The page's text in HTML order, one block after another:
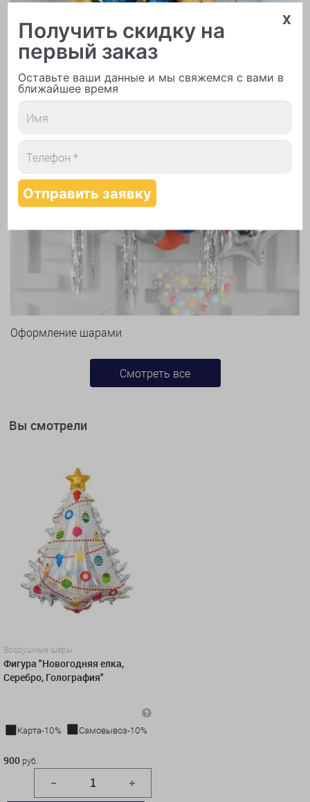
Надутие шаров гелием
Оформление шарами
Смотреть все
Вы смотрели
Воздушные шары
Фигура "Новогодняя елка,
Серебро, Голография"
Карта-10%
Самовывоз-10%
900 руб.
x
Получить скидку на
первый заказ
Оставьте ваши данные и мы свяжемся с вами в
ближайшее время